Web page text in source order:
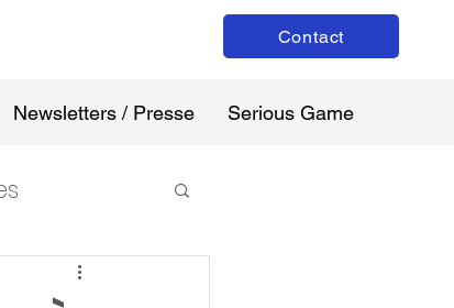
Contact
Newsletters / Presse Serious Game